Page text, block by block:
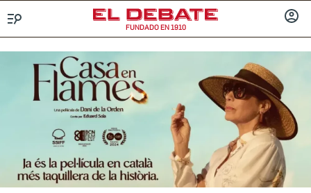
FUNDADO EN 1910